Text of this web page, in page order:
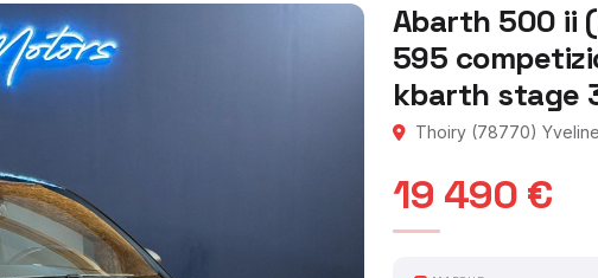
Abarth 500 ii
595
kbarth stage
Thoiry (78770)
19 490 €